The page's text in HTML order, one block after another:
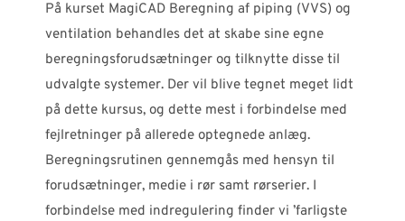
På kurset MagiCAD Beregning af piping (VVS) og
ventilation behandles det at skabe sine egne
beregningsforudsætninger og tilknytte disse til
udvalgte systemer. Der vil blive tegnet meget lidt
på dette kursus, og dette mest i forbindelse med
fejlretninger på allerede optegnede anlæg.
Beregningsrutinen gennemgås med hensyn til
forudsætninger, medie i rør samt rørserier. I
forbindelse med indregulering finder vi ’farligste